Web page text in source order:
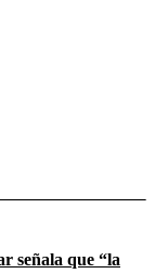
señala que “la